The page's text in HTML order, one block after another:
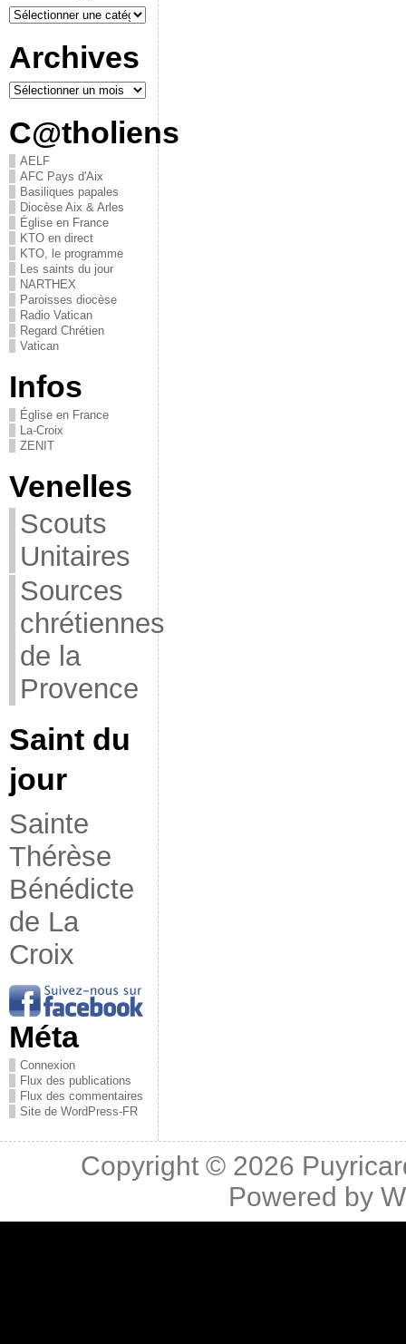
Archives
C@tholiens
AELF
AFC Pays d'Aix
Basiliques papales
Diocèse Aix & Arles
Église en France
KTO en direct
KTO, le programme
Les saints du jour
NARTHEX
Paroisses diocèse
Radio Vatican
Regard Chrétien
Vatican
Infos
Église en France
La-Croix
ZENIT
Venelles
Scouts
Unitaires
Sources
chrétiennes
de la
Provence
Saint du
jour
Sainte
Thérèse
Bénédicte
de La
Croix
Méta
Connexion
Flux des publications
Flux des commentaires
Site de WordPress-FR
Copyright © 2026
Powered by